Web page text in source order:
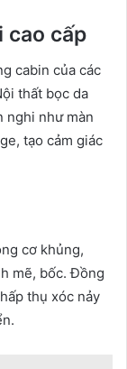
cao cấp
cabin của các
thất bọc da
nghi như màn
tạo cảm giác
cơ khủng,
mẽ, bốc. Đồng
thụ xóc nảy